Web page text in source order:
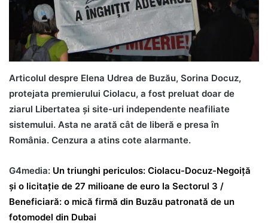
Articolul despre Elena Udrea de Buzău, Sorina Docuz,
protejata premierului Ciolacu, a fost preluat doar de
ziarul Libertatea și site-uri independente neafiliate
sistemului. Asta ne arată cât de liberă e presa în
România. Cenzura a atins cote alarmante.
G4media: Un triunghi periculos: Ciolacu-Docuz-Negoiță
și o licitație de 27 milioane de euro la Sectorul 3 /
Beneficiară: o mică firmă din Buzău patronată de un
fotomodel din Dubai